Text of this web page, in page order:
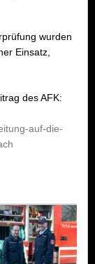
wurden
Einsatz,
des AFK:
auf-die-